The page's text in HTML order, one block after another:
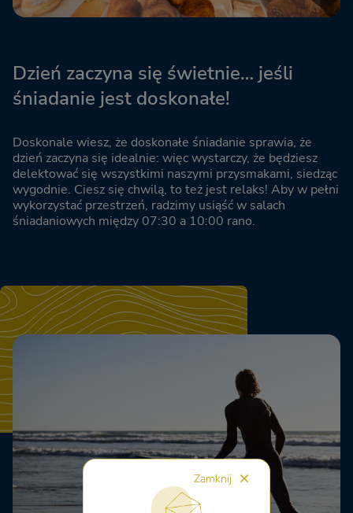
Dzień zaczyna się świetnie… jeśli
śniadanie jest doskonałe!
Doskonale wiesz, że doskonałe śniadanie sprawia, że
dzień zaczyna się idealnie: więc wystarczy, że będziesz
delektować się wszystkimi naszymi przysmakami, siedząc
wygodnie. Ciesz się chwilą, to też jest relaks! Aby w pełni
wykorzystać przestrzeń, radzimy usiąść w salach
śniadaniowych między 07:30 a 10:00 rano.
Zamknij